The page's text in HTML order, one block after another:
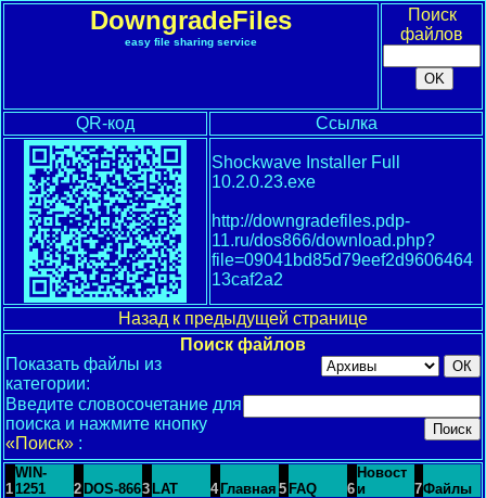
DowngradeFiles
easy file sharing service
Поиск
файлов
QR-код Ссылка
Shockwave Installer Full
10.2.0.23.exe
http://downgradefiles.pdp-
11.ru/dos866/download.php?
file=09041bd85d79eef2d9606464
13caf2a2
Назад к предыдущей странице
Поиск файлов
Показать файлы из
категории:
Введите словосочетание для
поиска и нажмите кнопку
«Поиск» :
1
WIN-
1251
2 DOS-8663 LAT 4 Главная 5 FAQ 6
Новост
и
7Файлы